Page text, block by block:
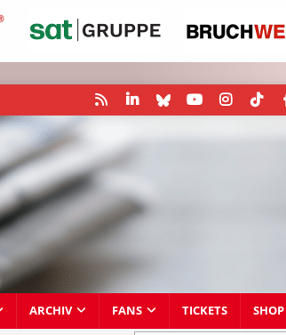
ARCHIV FANS TICKETS SHOP